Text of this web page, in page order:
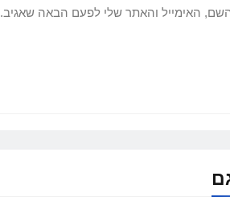
האימייל והאתר שלי לפעם הבאה שאגיב.